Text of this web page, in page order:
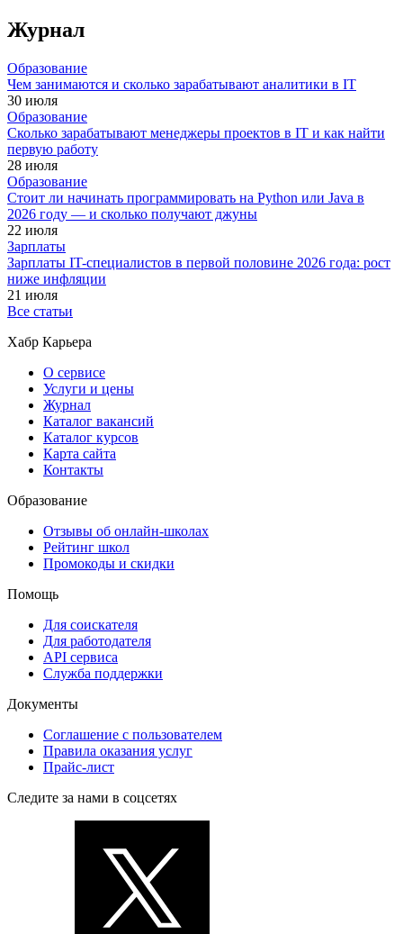
Журнал
Образование
Чем занимаются и сколько зарабатывают аналитики в IT
30 июля
Образование
Сколько зарабатывают менеджеры проектов в IT и как найти
первую работу
28 июля
Образование
Стоит ли начинать программировать на Python или Java в
2026 году — и сколько получают джуны
22 июля
Зарплаты
Зарплаты IT-специалистов в первой половине 2026 года: рост
ниже инфляции
21 июля
Все статьи
Хабр Карьера
О сервисе
Услуги и цены
Журнал
Каталог вакансий
Каталог курсов
Карта сайта
Контакты
Образование
Отзывы об онлайн-школах
Рейтинг школ
Промокоды и скидки
Помощь
Для соискателя
Для работодателя
API сервиса
Служба поддержки
Документы
Соглашение с пользователем
Правила оказания услуг
Прайс-лист
Следите за нами в соцсетях